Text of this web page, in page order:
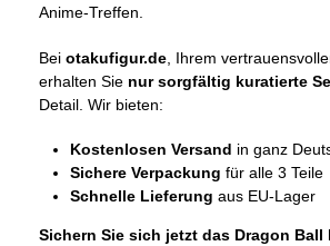
Anime-Treffen.
Bei otakufigur.de , Ihrem
erhalten Sie nur sorgfältig kuratierte
Detail. Wir bieten:
Kostenlosen Versand in ganz
Sichere Verpackung für alle 3 Teile
Schnelle Lieferung aus EU-Lager
Sichern Sie sich jetzt das Dragon Ball